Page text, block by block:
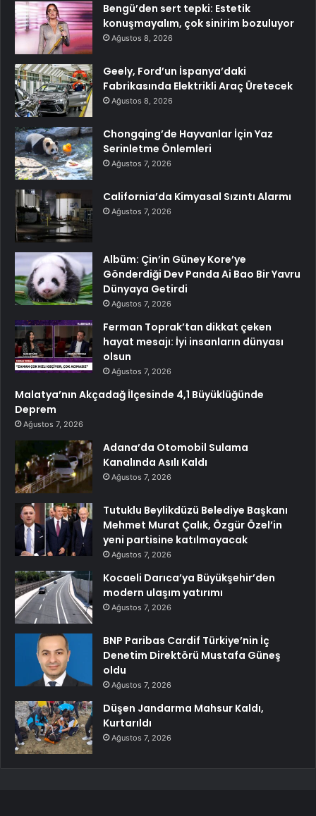
Bengü’den sert tepki: Estetik
konuşmayalım, çok sinirim bozuluyor
Ağustos 8, 2026
Geely, Ford’un İspanya’daki
Fabrikasında Elektrikli Araç Üretecek
Ağustos 8, 2026
Chongqing’de Hayvanlar İçin Yaz
Serinletme Önlemleri
Ağustos 7, 2026
California’da Kimyasal Sızıntı Alarmı
Ağustos 7, 2026
Albüm: Çin’in Güney Kore’ye
Gönderdiği Dev Panda Ai Bao Bir Yavru
Dünyaya Getirdi
Ağustos 7, 2026
Ferman Toprak’tan dikkat çeken
hayat mesajı: İyi insanların dünyası
olsun
Ağustos 7, 2026
Malatya’nın Akçadağ İlçesinde 4,1 Büyüklüğünde
Deprem
Ağustos 7, 2026
Adana’da Otomobil Sulama
Kanalında Asılı Kaldı
Ağustos 7, 2026
Tutuklu Beylikdüzü Belediye Başkanı
Mehmet Murat Çalık, Özgür Özel’in
yeni partisine katılmayacak
Ağustos 7, 2026
Kocaeli Darıca’ya Büyükşehir’den
modern ulaşım yatırımı
Ağustos 7, 2026
BNP Paribas Cardif Türkiye’nin İç
Denetim Direktörü Mustafa Güneş
oldu
Ağustos 7, 2026
Düşen Jandarma Mahsur Kaldı,
Kurtarıldı
Ağustos 7, 2026